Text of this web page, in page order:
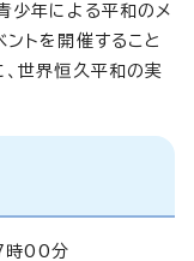
少年による平和のメ
トを開催すること
、世界恒久平和の実
時00分